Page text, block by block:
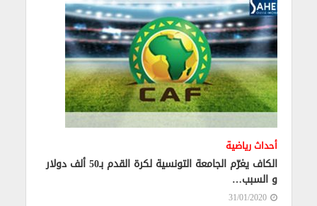
أحداث رياضية
الكاف يغرّم الجامعة التونسية لكرة القدم بـ50 ألف دولار
و السبب…
31/01/2020